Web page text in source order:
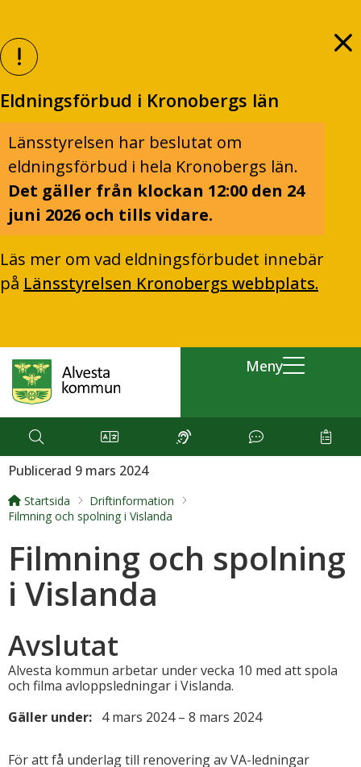
Eldningsförbud i Kronobergs län
Länsstyrelsen har beslutat om
eldningsförbud i hela Kronobergs län.
Det gäller från klockan 12:00 den 24
juni 2026 och tills vidare.
Läs mer om vad eldningsförbudet innebär
på Länsstyrelsen Kronobergs webbplats.
Meny
Publicerad 9 mars 2024
Startsida
Driftinformation
Filmning och spolning i Vislanda
Filmning och spolning
i Vislanda
Avslutat
Alvesta kommun arbetar under vecka 10 med att spola
och filma avloppsledningar i Vislanda.
Gäller under: 4 mars 2024 – 8 mars 2024
För att få underlag till renovering av VA-ledningar